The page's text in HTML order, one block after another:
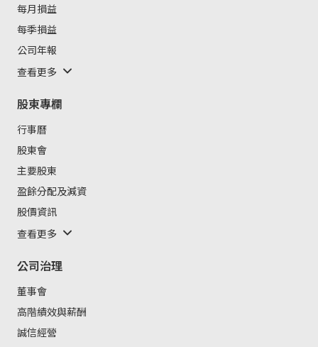
每月損益
每季損益
公司年報
查看更多
股東專欄
行事曆
股東會
主要股東
盈餘分配及減資
股價資訊
查看更多
公司治理
董事會
高階績效與薪酬
誠信經營